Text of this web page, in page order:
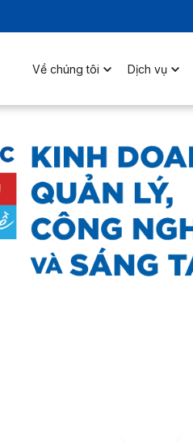
Về chúng tôi Dịch vụ